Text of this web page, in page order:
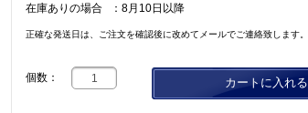
在庫ありの場合
： 8月10日以降
正確な発送日は、ご注文を確認後に改めてメールでご連絡致します。
個数： カートに入れる